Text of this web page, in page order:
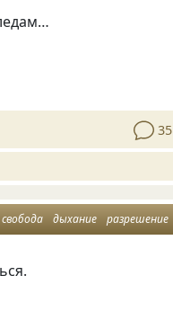
35
свобода дыхание разрешение